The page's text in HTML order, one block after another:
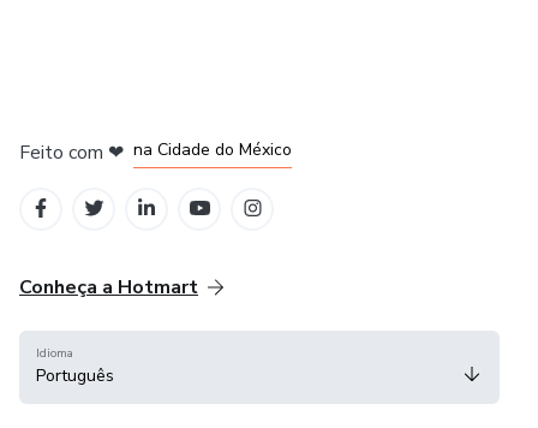
Feito com ❤ na Cidade do México
Conheça a Hotmart
Idioma
Português